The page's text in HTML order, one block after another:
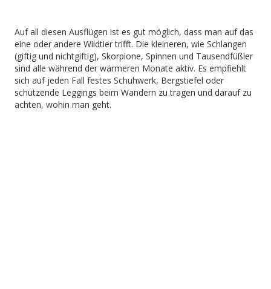
Auf all diesen Ausflügen ist es gut möglich, dass man auf das
eine oder andere Wildtier trifft. Die kleineren, wie Schlangen
(giftig und nichtgiftig), Skorpione, Spinnen und Tausendfüßler
sind alle während der wärmeren Monate aktiv. Es empfiehlt
sich auf jeden Fall festes Schuhwerk, Bergstiefel oder
schützende Leggings beim Wandern zu tragen und darauf zu
achten, wohin man geht.